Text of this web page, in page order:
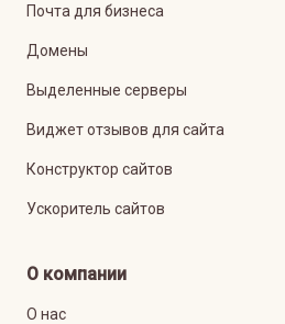
Почта для бизнеса
Домены
Выделенные серверы
Виджет отзывов для сайта
Конструктор сайтов
Ускоритель сайтов
О компании
О нас